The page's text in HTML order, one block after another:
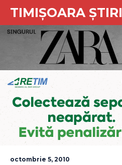
TIMIȘOARA ȘTIRI
octombrie 5, 2010